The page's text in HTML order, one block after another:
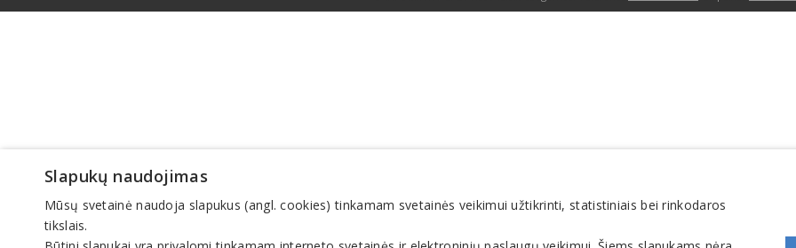
Slapukų naudojimas
Mūsų svetainė naudoja slapukus (angl. cookies) tinkamam svetainės veikimui užtikrinti, statistiniais bei rinkodaros
tikslais.